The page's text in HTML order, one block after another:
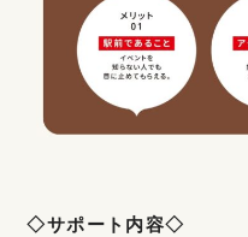
◇サポート内容◇